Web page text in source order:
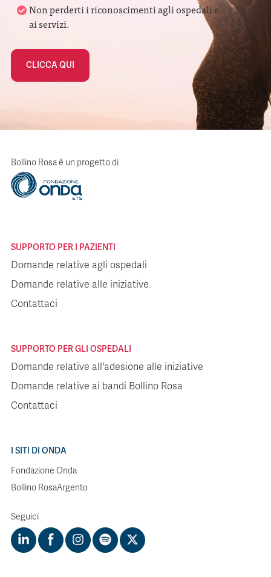
Non perderti i riconoscimenti agli ospedali e
ai servizi.
CLICCA QUI
Bollino Rosa è un progetto di
SUPPORTO PER I PAZIENTI
Domande relative agli ospedali
Domande relative alle iniziative
Contattaci
SUPPORTO PER GLI OSPEDALI
Domande relative all'adesione alle iniziative
Domande relative ai bandi Bollino Rosa
Contattaci
I SITI DI ONDA
Fondazione Onda
Bollino RosaArgento
Seguici